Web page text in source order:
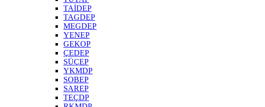
TAİDEP
TAGDEP
MEGDEP
YENEP
GEKOP
ÇEDEP
SÜÇEP
YKMDP
SOBEP
SAREP
TEÇDP